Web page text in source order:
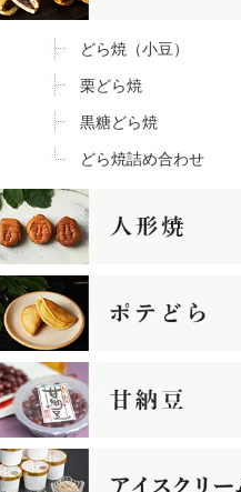
どら焼（小豆）
栗どら焼
黒糖どら焼
どら焼詰め合わせ